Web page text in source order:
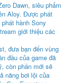
Dawn, siêu phẩm
Aloy. Được phát
hành Sony
giới thiệu các
đưa bạn đến vùng
đầu của game đã
còn phần mới sẽ
năng bơi lội của